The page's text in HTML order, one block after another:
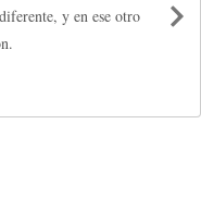
y en ese otro